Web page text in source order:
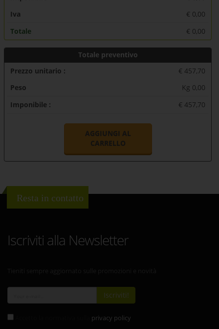
Iva
€ 0,00
Totale
€ 0,00
Totale preventivo
Prezzo unitario :
€ 457,70
Peso
Kg 0,00
Imponibile :
€ 457,70
AGGIUNGI AL
CARRELLO
Resta in contatto
Iscriviti alla Newsletter
Iscriviti!
privacy policy